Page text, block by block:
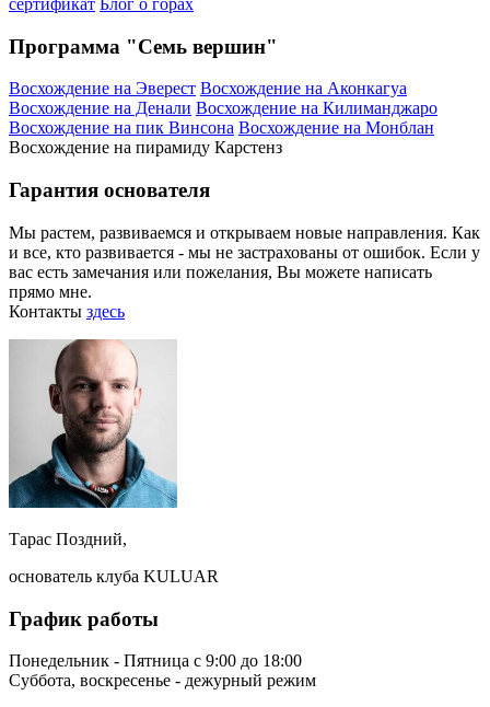
сертификат Блог о горах
Программа "Семь вершин"
Восхождение на Эверест Восхождение на Аконкагуа
Восхождение на Денали Восхождение на Килиманджаро
Восхождение на пик Винсона Восхождение на Монблан
Восхождение на пирамиду Карстенз
Гарантия основателя
Мы растем, развиваемся и открываем новые направления. Как
и все, кто развивается - мы не застрахованы от ошибок. Если у
вас есть замечания или пожелания, Вы можете написать
прямо мне.
Контакты здесь
Тарас Поздний,
основатель клуба KULUAR
График работы
Понедельник - Пятница с 9:00 до 18:00
Суббота, воскресенье - дежурный режим